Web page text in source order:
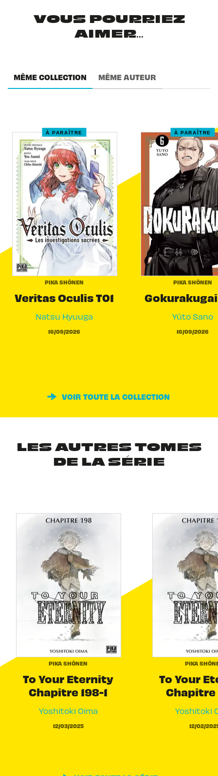
VOUS POURRIEZ
AIMER...
MÊME COLLECTION MÊME AUTEUR
À PARAÎTRE
PIKA SHÔNEN
Veritas Oculis T01
Natsu Hyuuga
16/09/2026
À PARAÎTRE
PIKA SHÔNEN
Yûto Sano
16/09/2026
VOIR TOUTE LA COLLECTION
LES AUTRES TOMES
DE LA SÉRIE
PIKA SHÔNEN
To Your Eternity
Chapitre 198-1
Yoshitoki Oima
12/03/2025
PIKA
To Your
Chapitre
Yoshitoki
12/02/